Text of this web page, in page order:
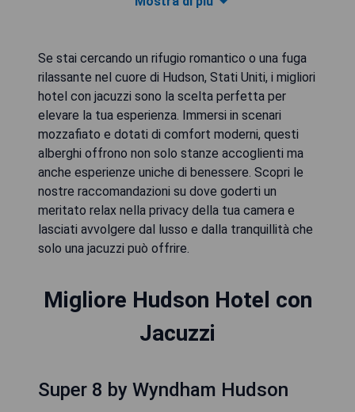
Se stai cercando un rifugio romantico o una fuga
rilassante nel cuore di Hudson, Stati Uniti, i migliori
hotel con jacuzzi sono la scelta perfetta per
elevare la tua esperienza. Immersi in scenari
mozzafiato e dotati di comfort moderni, questi
alberghi offrono non solo stanze accoglienti ma
anche esperienze uniche di benessere. Scopri le
nostre raccomandazioni su dove goderti un
meritato relax nella privacy della tua camera e
lasciati avvolgere dal lusso e dalla tranquillità che
solo una jacuzzi può offrire.
Migliore Hudson Hotel con
Jacuzzi
Super 8 by Wyndham Hudson